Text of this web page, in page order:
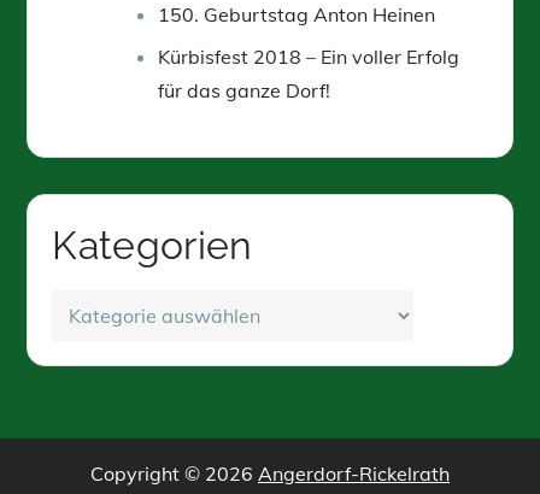
150. Geburtstag Anton Heinen
Kürbisfest 2018 – Ein voller Erfolg
für das ganze Dorf!
Kategorien
Kategorien
Copyright © 2026 Angerdorf-Rickelrath